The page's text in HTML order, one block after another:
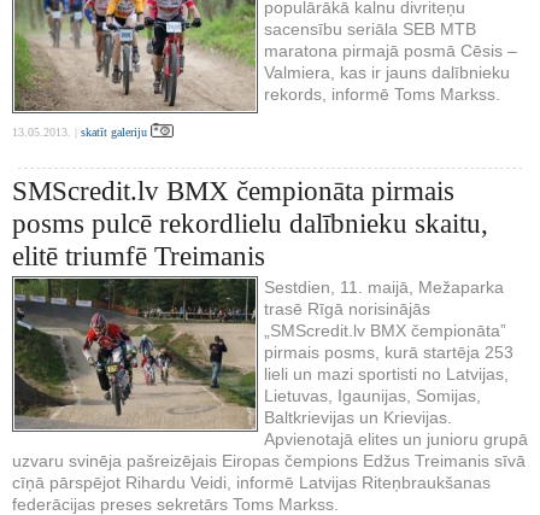
populārākā kalnu divriteņu
sacensību seriāla SEB MTB
maratona pirmajā posmā Cēsis –
Valmiera, kas ir jauns dalībnieku
rekords, informē Toms Markss.
13.05.2013. | skatīt galeriju
SMScredit.lv BMX čempionāta pirmais
posms pulcē rekordlielu dalībnieku skaitu,
elitē triumfē Treimanis
Sestdien, 11. maijā, Mežaparka
trasē Rīgā norisinājās
„SMScredit.lv BMX čempionāta”
pirmais posms, kurā startēja 253
lieli un mazi sportisti no Latvijas,
Lietuvas, Igaunijas, Somijas,
Baltkrievijas un Krievijas.
Apvienotajā elites un junioru grupā
uzvaru svinēja pašreizējais Eiropas čempions Edžus Treimanis sīvā
cīņā pārspējot Rihardu Veidi, informē Latvijas Riteņbraukšanas
federācijas preses sekretārs Toms Markss.